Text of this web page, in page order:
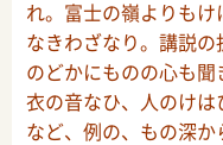
れ。富士の嶺よりも
なきわざなり。講説の
のどかにものの心も
衣の音なひ、人のけは
など、例の、もの深か